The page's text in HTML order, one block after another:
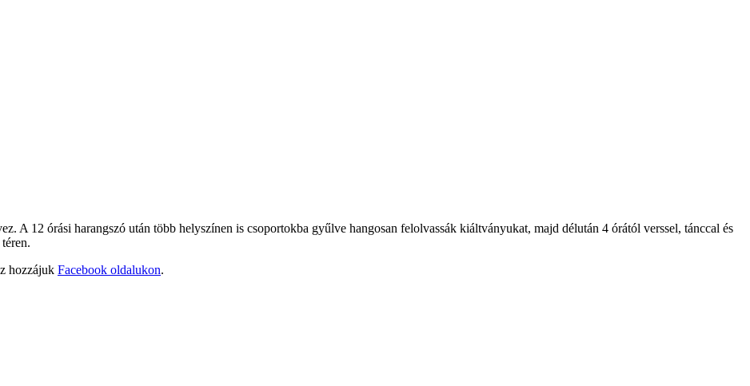
A 12 órási harangszó után több helyszínen is csoportokba gyűlve hangosan felolvassák kiáltványukat, majd délután 4 órától verssel, tánccal és
hozzájuk Facebook oldalukon.